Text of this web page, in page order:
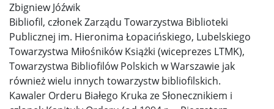
Zbigniew Jóźwik
Bibliofil, członek Zarządu Towarzystwa Biblioteki
Publicznej im. Hieronima Łopacińskiego, Lubelskiego
Towarzystwa Miłośników Książki (wiceprezes LTMK),
Towarzystwa Bibliofilów Polskich w Warszawie jak
również wielu innych towarzystw bibliofilskich.
Kawaler Orderu Białego Kruka ze Słonecznikiem i